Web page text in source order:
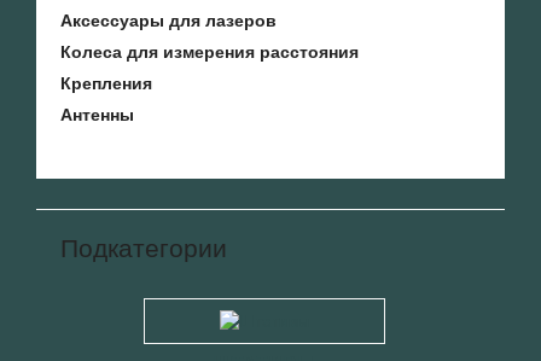
Аксессуары для лазеров
Колеса для измерения расстояния
Крепления
Антенны
Подкатегории